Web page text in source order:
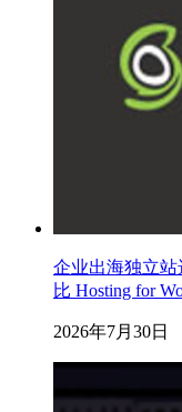
企业出海独立站
比 Hosting for
2026年7月30日